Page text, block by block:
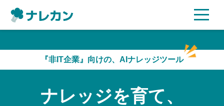
AI機能
ご利用企業様の声
『非IT企業』向けの、AIナレッジツール
ナレッジを育て、